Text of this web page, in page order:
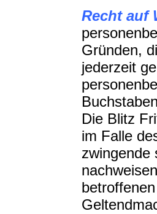
Recht auf
Gründen,
jederzeit
Die Blitz
im Falle
zwingende